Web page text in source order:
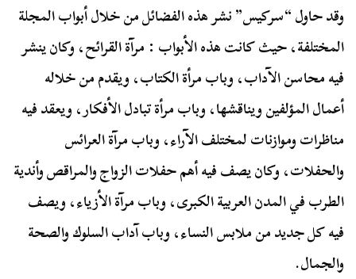
وقد حاول “سركيس” نشر هذه الفضائل من خلال أبواب المجلة
المختلفة، حيث كانت هذه الأبواب : مرآة القرائح، وكان ينشر
فيه محاسن الآداب، وباب مرأة الكتاب، ويقدم من خلاله
أعمال المؤلفين ويناقشها، وباب مرأة تبادل الأفكار، ويعقد فيه
مناظرات وموازنات لمختلف الآراء، وباب مرآة العرائس
والحفلات، وكان يصف فيه أهم حفلات الزواج والمراقص وأندية
الطرب في المدن العربية الكبرى، وباب مرآة الأزياء، ويصف
فيه كل جديد من ملابس النساء، وباب آداب السلوك والصحة
والجمال.